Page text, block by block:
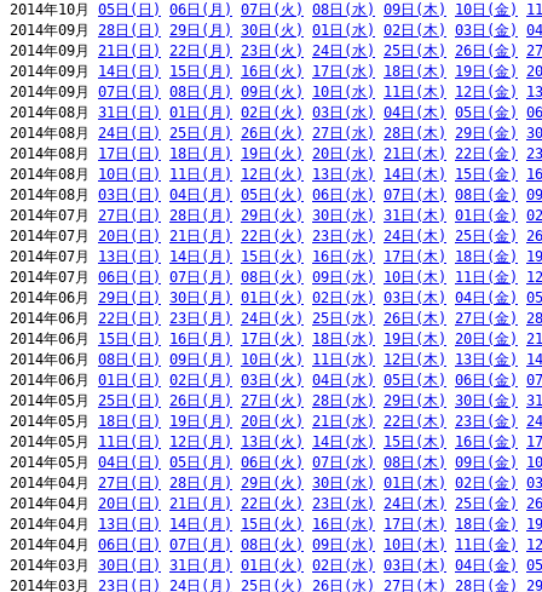
2014年10月 05日(日) 06日(月) 07日(火) 08日(水) 09日(木) 10日(金)
2014年09月 28日(日) 29日(月) 30日(火) 01日(水) 02日(木) 03日(金)
2014年09月 21日(日) 22日(月) 23日(火) 24日(水) 25日(木) 26日(金)
2014年09月 14日(日) 15日(月) 16日(火) 17日(水) 18日(木) 19日(金)
2014年09月 07日(日) 08日(月) 09日(火) 10日(水) 11日(木) 12日(金)
2014年08月 31日(日) 01日(月) 02日(火) 03日(水) 04日(木) 05日(金)
2014年08月 24日(日) 25日(月) 26日(火) 27日(水) 28日(木) 29日(金)
2014年08月 17日(日) 18日(月) 19日(火) 20日(水) 21日(木) 22日(金)
2014年08月 10日(日) 11日(月) 12日(火) 13日(水) 14日(木) 15日(金)
2014年08月 03日(日) 04日(月) 05日(火) 06日(水) 07日(木) 08日(金)
2014年07月 27日(日) 28日(月) 29日(火) 30日(水) 31日(木) 01日(金)
2014年07月 20日(日) 21日(月) 22日(火) 23日(水) 24日(木) 25日(金)
2014年07月 13日(日) 14日(月) 15日(火) 16日(水) 17日(木) 18日(金)
2014年07月 06日(日) 07日(月) 08日(火) 09日(水) 10日(木) 11日(金)
2014年06月 29日(日) 30日(月) 01日(火) 02日(水) 03日(木) 04日(金)
2014年06月 22日(日) 23日(月) 24日(火) 25日(水) 26日(木) 27日(金)
2014年06月 15日(日) 16日(月) 17日(火) 18日(水) 19日(木) 20日(金)
2014年06月 08日(日) 09日(月) 10日(火) 11日(水) 12日(木) 13日(金)
2014年06月 01日(日) 02日(月) 03日(火) 04日(水) 05日(木) 06日(金)
2014年05月 25日(日) 26日(月) 27日(火) 28日(水) 29日(木) 30日(金)
2014年05月 18日(日) 19日(月) 20日(火) 21日(水) 22日(木) 23日(金)
2014年05月 11日(日) 12日(月) 13日(火) 14日(水) 15日(木) 16日(金)
2014年05月 04日(日) 05日(月) 06日(火) 07日(水) 08日(木) 09日(金)
2014年04月 27日(日) 28日(月) 29日(火) 30日(水) 01日(木) 02日(金)
2014年04月 20日(日) 21日(月) 22日(火) 23日(水) 24日(木) 25日(金)
2014年04月 13日(日) 14日(月) 15日(火) 16日(水) 17日(木) 18日(金)
2014年04月 06日(日) 07日(月) 08日(火) 09日(水) 10日(木) 11日(金)
2014年03月 30日(日) 31日(月) 01日(火) 02日(水) 03日(木) 04日(金)
2014年03月 23日(日) 24日(月) 25日(火) 26日(水) 27日(木) 28日(金)